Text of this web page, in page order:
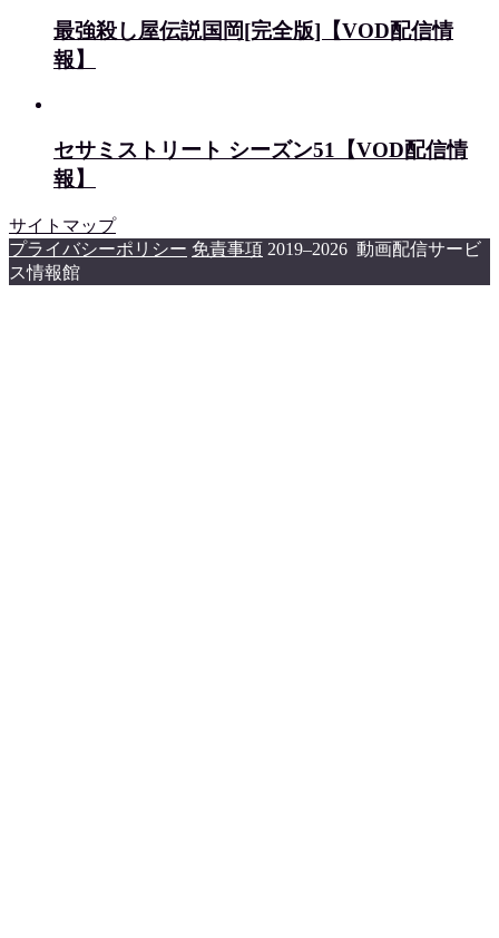
最強殺し屋伝説国岡[完全版]【VOD配信情
報】
セサミストリート シーズン51【VOD配信情
報】
サイトマップ
プライバシーポリシー 免責事項 2019–2026 動画配信サービ
ス情報館